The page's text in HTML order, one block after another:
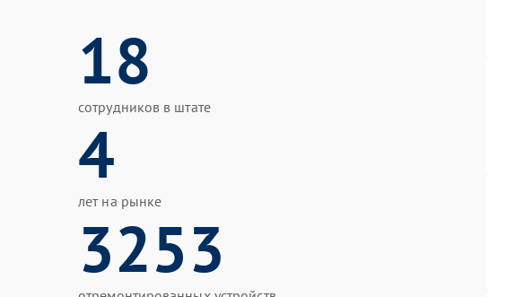
18
сотрудников в штате
4
лет на рынке
3253